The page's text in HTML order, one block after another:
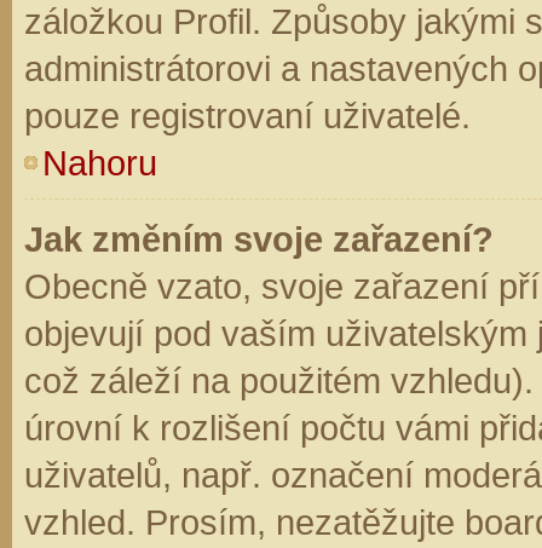
záložkou Profil. Způsoby jakými
administrátorovi a nastavených
pouze registrovaní uživatelé.
Nahoru
Jak změním svoje zařazení?
Obecně vzato, svoje zařazení
objevují pod vaším
což záleží na použitém
úrovní k rozlišení počtu vámi
uživatelů, např. označení
vzhled. Prosím, nezatěžujte